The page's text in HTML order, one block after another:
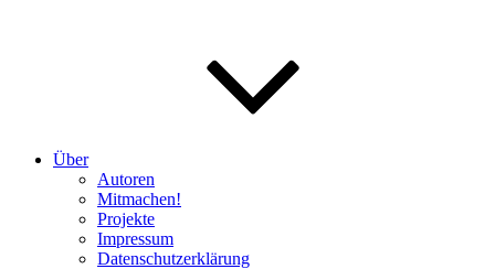
Über
Autoren
Mitmachen!
Projekte
Impressum
Datenschutzerklärung